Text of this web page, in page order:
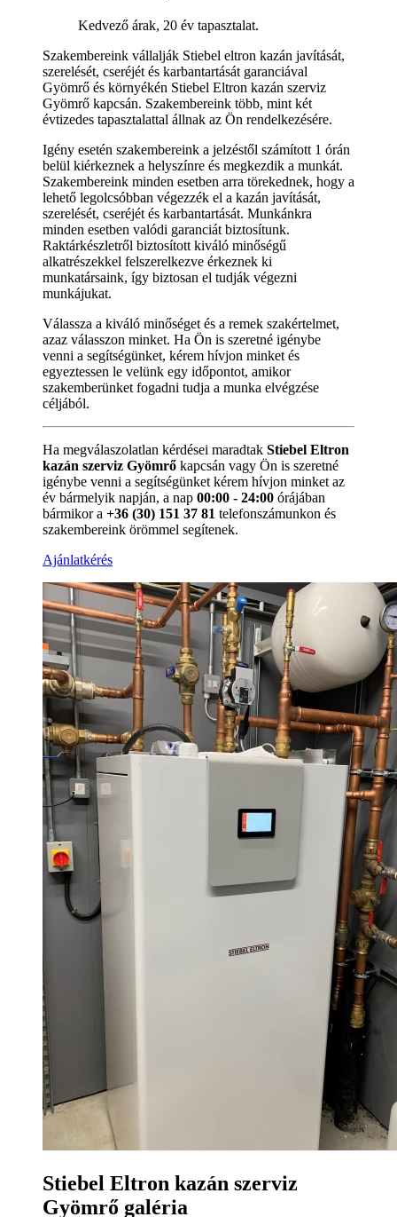
Kedvező árak, 20 év tapasztalat.
Szakembereink vállalják Stiebel eltron kazán javítását,
szerelését, cseréjét és karbantartását garanciával
Gyömrő és környékén Stiebel Eltron kazán szerviz
Gyömrő kapcsán. Szakembereink több, mint két
évtizedes tapasztalattal állnak az Ön rendelkezésére.
Igény esetén szakembereink a jelzéstől számított 1 órán
belül kiérkeznek a helyszínre és megkezdik a munkát.
Szakembereink minden esetben arra törekednek, hogy a
lehető legolcsóbban végezzék el a kazán javítását,
szerelését, cseréjét és karbantartását. Munkánkra
minden esetben valódi garanciát biztosítunk.
Raktárkészletről biztosított kiváló minőségű
alkatrészekkel felszerelkezve érkeznek ki
munkatársaink, így biztosan el tudják végezni
munkájukat.
Válassza a kiváló minőséget és a remek szakértelmet,
azaz válasszon minket. Ha Ön is szeretné igénybe
venni a segítségünket, kérem hívjon minket és
egyeztessen le velünk egy időpontot, amikor
szakemberünket fogadni tudja a munka elvégzése
céljából.
Ha megválaszolatlan kérdései maradtak Stiebel Eltron
kazán szerviz Gyömrő kapcsán vagy Ön is szeretné
igénybe venni a segítségünket kérem hívjon minket az
év bármelyik napján, a nap 00:00 - 24:00 órájában
bármikor a +36 (30) 151 37 81 telefonszámunkon és
szakembereink örömmel segítenek.
Ajánlatkérés
Stiebel Eltron kazán szerviz
Gyömrő galéria